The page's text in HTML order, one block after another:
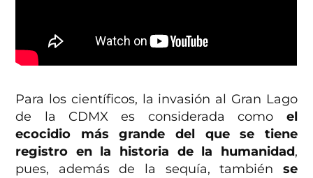
Para los científicos, la invasión al Gran Lago
de la CDMX es considerada como el
ecocidio más grande del que se tiene
registro en la historia de la humanidad,
pues, además de la sequía, también se